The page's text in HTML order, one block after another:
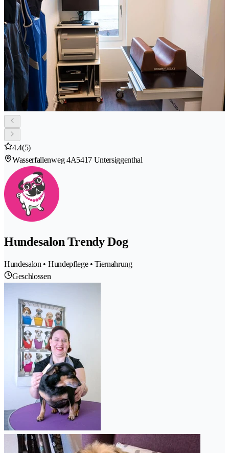
4.4(5)
Wasserfallenweg 4A5417 Untersiggenthal
Hundesalon Trendy Dog
Hundesalon • Hundepflege • Tiernahrung
Geschlossen